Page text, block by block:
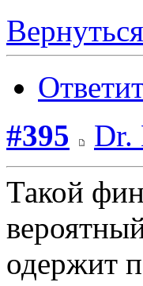
#395
Dr.
Такой
одержит